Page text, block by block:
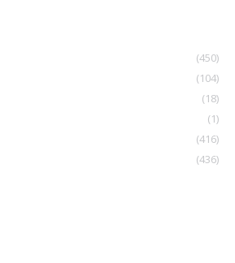
(450)
(104)
(18)
(1)
(416)
(436)